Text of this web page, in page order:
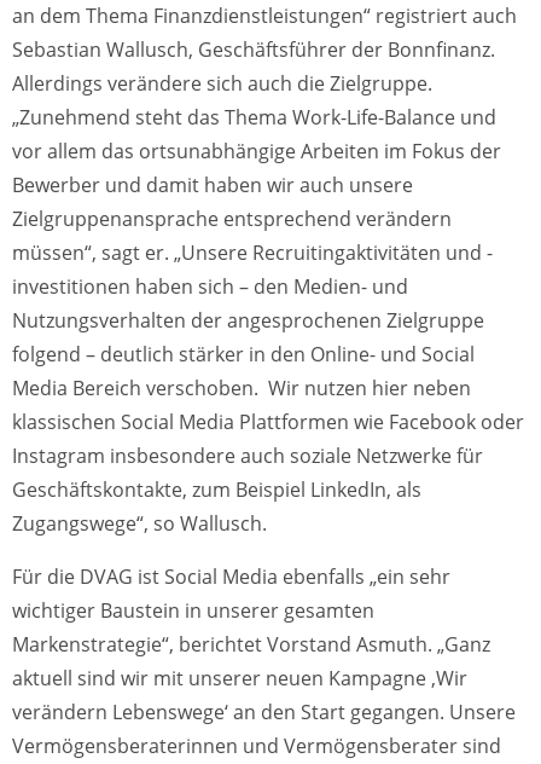
an dem Thema Finanzdienstleistungen“ registriert auch
Sebastian Wallusch, Geschäftsführer der Bonnfinanz.
Allerdings verändere sich auch die Zielgruppe.
„Zunehmend steht das Thema Work-Life-Balance und
vor allem das ortsunabhängige Arbeiten im Fokus der
Bewerber und damit haben wir auch unsere
Zielgruppenansprache entsprechend verändern
müssen“, sagt er. „Unsere Recruitingaktivitäten und -
investitionen haben sich – den Medien- und
Nutzungsverhalten der angesprochenen Zielgruppe
folgend – deutlich stärker in den Online- und Social
Media Bereich verschoben. Wir nutzen hier neben
klassischen Social Media Plattformen wie Facebook oder
Instagram insbesondere auch soziale Netzwerke für
Geschäftskontakte, zum Beispiel LinkedIn, als
Zugangswege“, so Wallusch.
Für die DVAG ist Social Media ebenfalls „ein sehr
wichtiger Baustein in unserer gesamten
Markenstrategie“, berichtet Vorstand Asmuth. „Ganz
aktuell sind wir mit unserer neuen Kampagne ‚Wir
verändern Lebenswege‘ an den Start gegangen. Unsere
Vermögensberaterinnen und Vermögensberater sind